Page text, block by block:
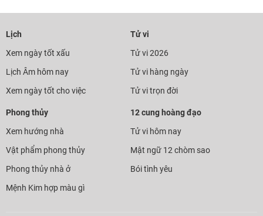
Lịch
Xem ngày tốt xấu
Lịch Âm hôm nay
Xem ngày tốt cho việc
Tử vi
Tử vi 2026
Tử vi hàng ngày
Tử vi trọn đời
Phong thủy
Xem hướng nhà
Vật phẩm phong thủy
Phong thủy nhà ở
Mệnh Kim hợp màu gì
12 cung hoàng đạo
Tử vi hôm nay
Mật ngữ 12 chòm sao
Bói tình yêu